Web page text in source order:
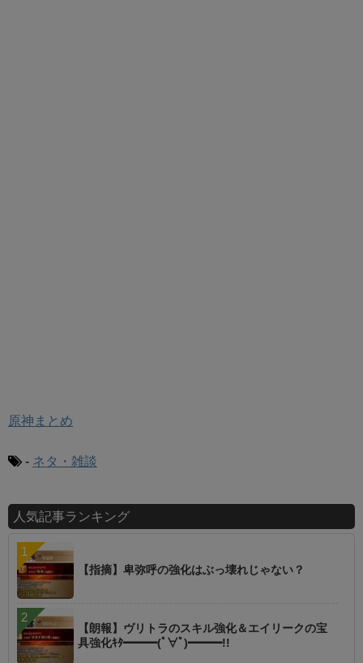
原神まとめ
- ネタ・雑談
人気記事ランキング
【指摘】卑弥呼の強化はぶっ壊れじゃない？
【朗報】ヴリトラのスキル強化＆エイリークの宝
具強化ｷﾀ━━━(ﾟ∀ﾟ)━━━!!